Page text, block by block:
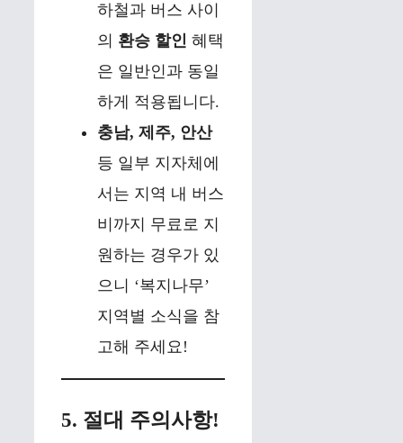
하철과 버스 사이
의 환승 할인 혜택
은 일반인과 동일
하게 적용됩니다.
충남, 제주, 안산
등 일부 지자체에
서는 지역 내 버스
비까지 무료로 지
원하는 경우가 있
으니 ‘복지나무’
지역별 소식을 참
고해 주세요!
5. 절대 주의사항!